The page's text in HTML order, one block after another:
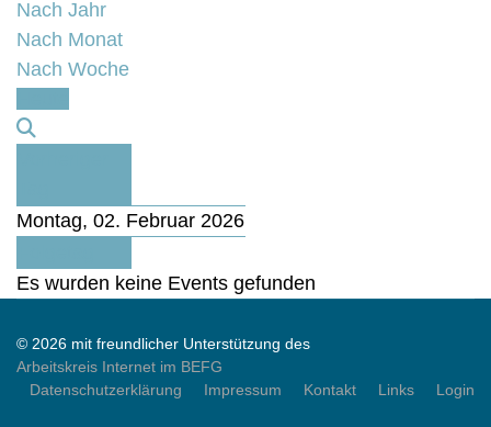
Nach Jahr
Nach Monat
Nach Woche
Montag, 02. Februar 2026
Es wurden keine Events gefunden
© 2026 mit freundlicher Unterstützung des
Arbeitskreis Internet im BEFG
Datenschutzerklärung
Impressum Kontakt Links Login